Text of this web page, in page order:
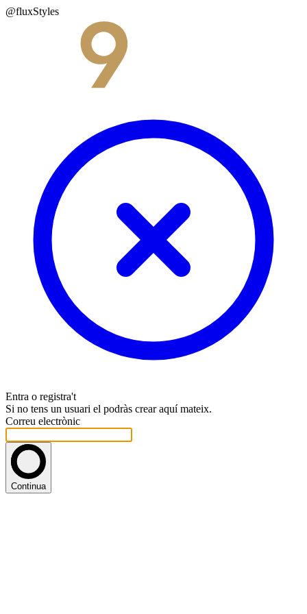
@fluxStyles
Entra o registra't
Si no tens un usuari el podràs crear aquí mateix.
Correu electrònic
Continua